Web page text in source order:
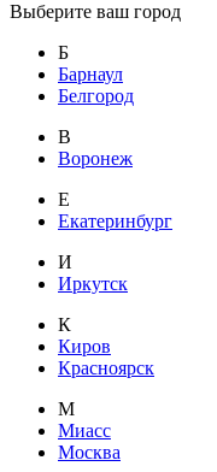
Выберите ваш город
Б
Барнаул
Белгород
В
Воронеж
Е
Екатеринбург
И
Иркутск
К
Киров
Красноярск
М
Миасс
Москва